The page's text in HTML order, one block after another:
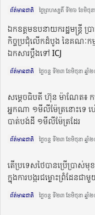
ព័ត៌មានជាតិ ថ្ងៃព្រហស្បតិ៍ ទី២៦ ខែមិថុន
ឯកឧត្តមឧបនាយករដ្ឋមន្រ្តី
កិច្ចប្រជុំលើកដំបូង នៃគណៈកម្
ឯកសារប្តឹងទៅ ICJ​
ព័ត៌មានជាតិ ថ្ងៃចន្ទ ទី២៣ ខែមិថុនា ឆ្ន
សម្តេចធិបតី ហ៊ុន ម៉ាណែត៖ ក
អ្នកណា ១មីលីម៉ែត្រនោះទេ ហ
បាត់បង់ដី ១មីលីម៉ែត្រដែរ
ព័ត៌មានជាតិ ថ្ងៃចន្ទ ទី២៣ ខែមិថុនា ឆ្ន
តើប្រទេសថៃបានប្រើប្រាស់មុ
ក្នុងការបង្ករជម្លោះព្រំដែនជា
ព័ត៌មានជាតិ ថ្ងៃចន្ទ ទី២៣ ខែមិថុនា ឆ្ន